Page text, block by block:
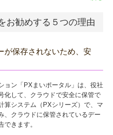
お勧めする５つの理由
が保存されないため、安
ョン「PXまいポータル」は、役社
化して、クラウドで安全に保管で
算システム（PXシリーズ）で、マ
、クラウドに保管されているデー
きます。